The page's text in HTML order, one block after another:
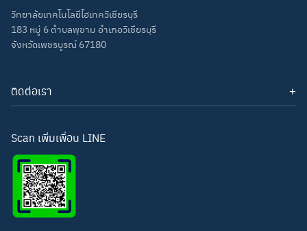
วิทยาลัยเทคโนโลยีไฮเทควิเชียรบุรี
183 หมู่ 6 ตำบลพุขาม อำเภอวิเชียรบุรี
จังหวัดเพชรบูรณ์ 67180
ติดต่อเรา
โทรศัพท์: 093-3277343
อีเมล: hightechwichian@gmail.com
Scan เพิ่มเพื่อน LINE